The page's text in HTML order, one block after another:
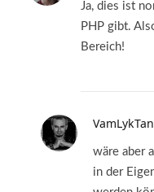
Ja, dies ist
PHP gibt.
Bereich!
VamLykTan
wäre aber
in der